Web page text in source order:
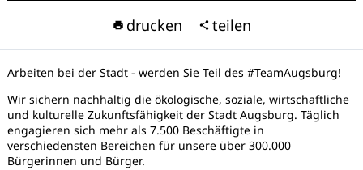
drucken teilen
Arbeiten bei der Stadt - werden Sie Teil des #TeamAugsburg!
Wir sichern nachhaltig die ökologische, soziale, wirtschaftliche
und kulturelle Zukunftsfähigkeit der Stadt Augsburg. Täglich
engagieren sich mehr als 7.500 Beschäftigte in
verschiedensten Bereichen für unsere über 300.000
Bürgerinnen und Bürger.